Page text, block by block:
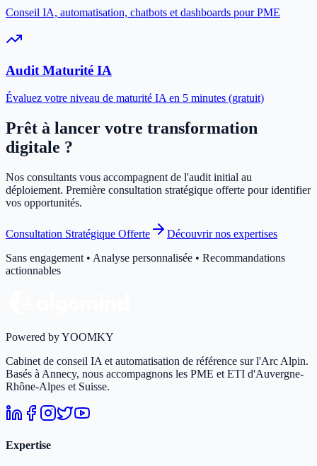
Conseil IA, automatisation, chatbots et dashboards pour PME
Audit Maturité IA
Évaluez votre niveau de maturité IA en 5 minutes (gratuit)
Prêt à lancer votre transformation
digitale ?
Nos consultants vous accompagnent de l'audit initial au
déploiement. Première consultation stratégique offerte pour identifier
vos opportunités.
Consultation Stratégique Offerte
Découvrir nos expertises
Sans engagement • Analyse personnalisée • Recommandations
actionnables
Powered by YOOMKY
Cabinet de conseil IA et automatisation de référence sur l'Arc Alpin.
Basés à Annecy, nous accompagnons les PME et ETI d'Auvergne-
Rhône-Alpes et Suisse.
Expertise